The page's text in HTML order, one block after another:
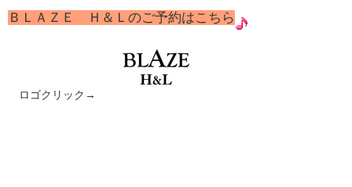
ＢＬＡＺＥ Ｈ＆Ｌのご予約はこちら
ロゴクリック→